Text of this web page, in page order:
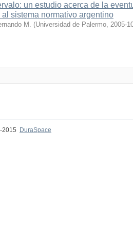
un estudio acerca de la
al sistema normativo argentino
M. (Universidad de Palermo, 2005-
2015
DuraSpace